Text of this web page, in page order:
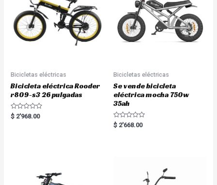
Bicicletas eléctricas
Bicicleta eléctrica Rooder
r809-s3 26 pulgadas
R
a
$ 2'968.00
Bicicletas eléctricas
Se vende bicicleta
eléctrica mocha 750w
35ah
R
a
$ 2'668.00